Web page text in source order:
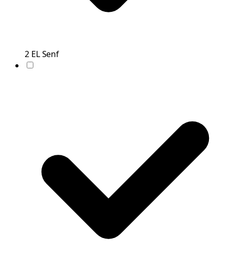
2 ELSenf